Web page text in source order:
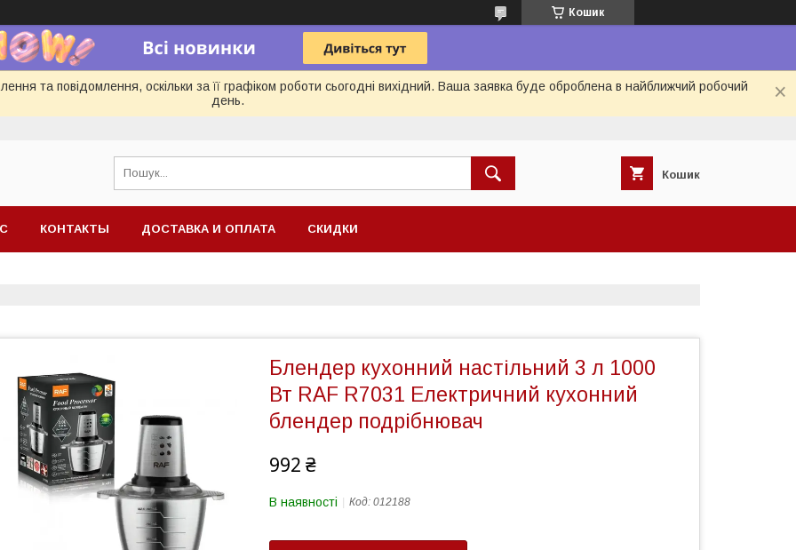
Кошик
та повідомлення, оскільки за її графіком роботи сьогодні вихідний. Ваша заявка буде оброблена в найближчий робочий
день.
Кошик
КОНТАКТЫ ДОСТАВКА И ОПЛАТА СКИДКИ
Блендер кухонний настільний 3 л 1000
Вт RAF R7031 Електричний кухонний
блендер подрібнювач
992 ₴
В наявності Код: 012188